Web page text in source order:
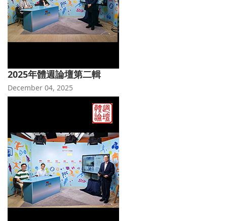
2025年體週論壇第二輯
December 04, 2025